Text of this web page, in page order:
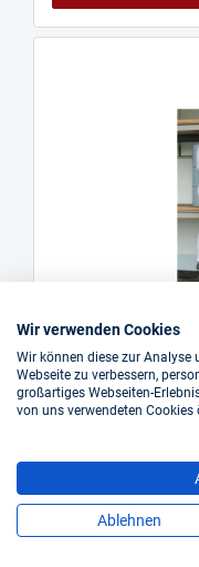
GÜNZBURGER
sofort verfügbar
Wir verwenden Cookies
Wir können diese zur Analyse
Webseite zu verbessern,
großartiges Webseiten-
von uns verwendeten
Ablehnen